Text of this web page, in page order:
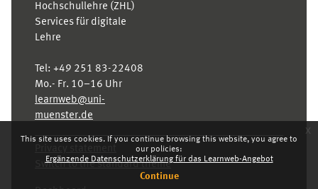
This site uses cookies. If you continue browsing this website, you agree to
our policies:
Ergänzende Datenschutzerklärung für das Learnweb-Angebot
Continue
x
Hochschullehre (ZHL)
Services für digitale
Lehre
Tel: +49 251 83-22408
Mo.- Fr. 10–16 Uhr
learnweb@uni-
muenster.de
Switch to the standard theme